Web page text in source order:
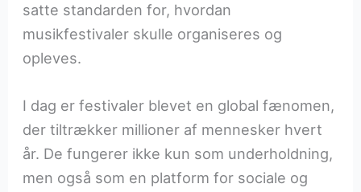
satte standarden for, hvordan
musikfestivaler skulle organiseres og
opleves.
I dag er festivaler blevet en global fænomen,
der tiltrækker millioner af mennesker hvert
år. De fungerer ikke kun som underholdning,
men også som en platform for sociale og